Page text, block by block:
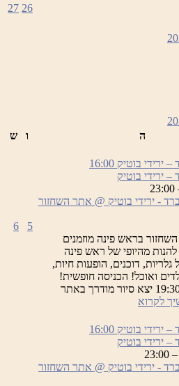
26
27
ה ו ש
ירידי בוטיק 16:00
ירידי בוטיק
בראש פינה מוזמנים
להנות מהיופי של ראש פינה
דוכנים, הופעות חיות,
ואוכל! הכניסה חופשית!
בשעות 18:00 וב19:30 יצא סיור מודרך באתר
לקרוא
בולברד
–
ירידי
בוטיק
5
6
ירידי בוטיק 16:00
ירידי בוטיק